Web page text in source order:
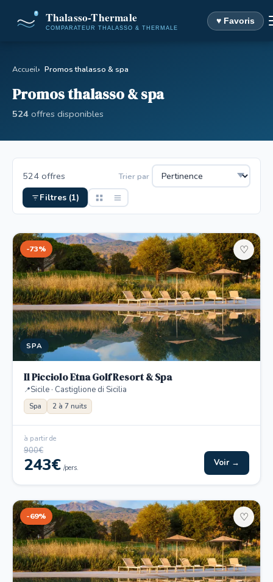
♥ Favoris
Accueil Promos thalasso & spa
Promos thalasso & spa
524 offres disponibles
524 offres Trier par
Filtres (1)
-73%
SPA
♡
Il Picciolo Etna Golf Resort & Spa
Sicile · Castiglione di Sicilia
Spa 2 à 7 nuits
à partir de
900€
243€ /pers. Voir →
-69% ♡